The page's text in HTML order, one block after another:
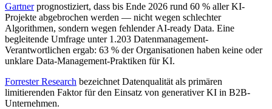
Gartnerprognostiziert, dass bis Ende 2026 rund 60 % aller KI-
Projekte abgebrochen werden — nicht wegen schlechter
Algorithmen, sondern wegen fehlender AI-ready Data. Eine
begleitende Umfrage unter 1.203 Datenmanagement-
Verantwortlichen ergab: 63 % der Organisationen haben keine oder
unklare Data-Management-Praktiken für KI.
Forrester Research bezeichnet Datenqualität als primären
limitierenden Faktor für den Einsatz von generativer KI in B2B-
Unternehmen.